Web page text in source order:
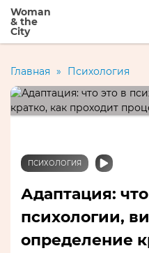
Woman
& the
City
Главная » Психология
ПСИХОЛОГИЯ
Адаптация:
психологии,
определение